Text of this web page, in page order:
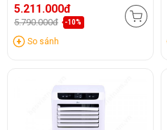
5.211.000đ
5.790.000đ -10%
So sánh